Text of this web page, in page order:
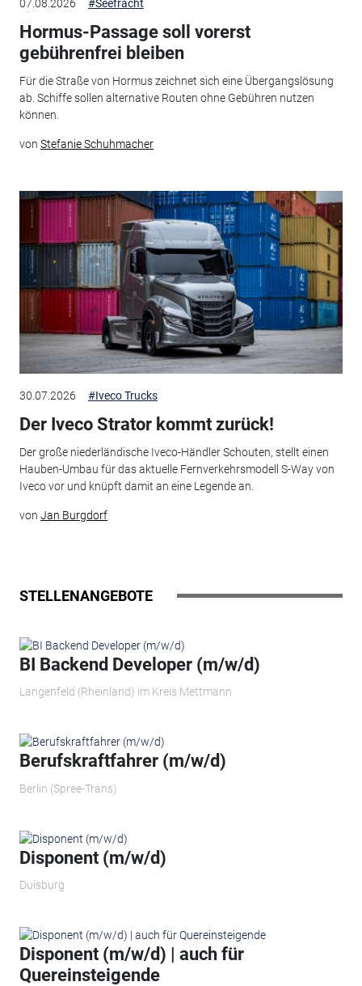
07.08.2026 #Seefracht
Hormus-Passage soll vorerst
gebührenfrei bleiben
Für die Straße von Hormus zeichnet sich eine Übergangslösung
ab. Schiffe sollen alternative Routen ohne Gebühren nutzen
können.
von Stefanie Schuhmacher
30.07.2026 #Iveco Trucks
Der Iveco Strator kommt zurück!
Der große niederländische Iveco-Händler Schouten, stellt einen
Hauben-Umbau für das aktuelle Fernverkehrsmodell S-Way von
Iveco vor und knüpft damit an eine Legende an.
von Jan Burgdorf
STELLENANGEBOTE
BI Backend Developer (m/w/d)
Langenfeld (Rheinland) im Kreis Mettmann
Berufskraftfahrer (m/w/d)
Berlin (Spree-Trans)
Disponent (m/w/d)
Duisburg
Disponent (m/w/d) | auch für
Quereinsteigende